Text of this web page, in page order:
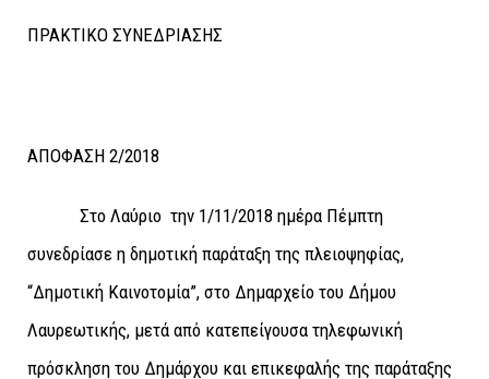
ΠΡΑΚΤΙΚΟ ΣΥΝΕΔΡΙΑΣΗΣ
ΑΠΟΦΑΣΗ 2/2018
Στο Λαύριο την 1/11/2018 ημέρα Πέμπτη
συνεδρίασε η δημοτική παράταξη της πλειοψηφίας,
“Δημοτική Καινοτομία”, στο Δημαρχείο του Δήμου
Λαυρεωτικής, μετά από κατεπείγουσα τηλεφωνική
πρόσκληση του Δημάρχου και επικεφαλής της παράταξης